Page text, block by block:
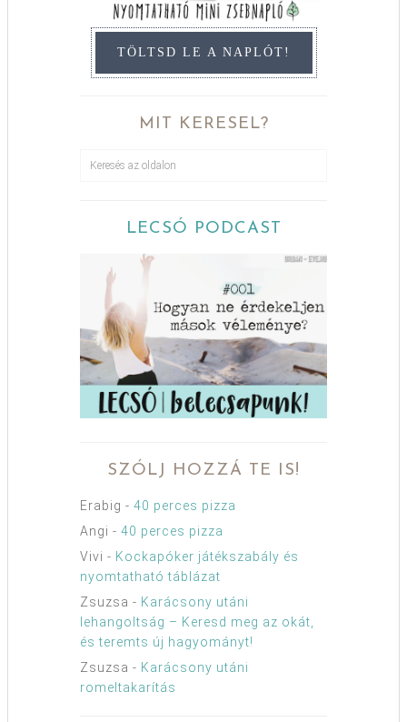
TÖLTSD LE A NAPLÓT!
MIT KERESEL?
LECSÓ PODCAST
SZÓLJ HOZZÁ TE IS!
Erabig - 40 perces pizza
Angi - 40 perces pizza
Vivi - Kockapóker játékszabály és
nyomtatható táblázat
Zsuzsa - Karácsony utáni
lehangoltság – Keresd meg az okát,
és teremts új hagyományt!
Zsuzsa - Karácsony utáni
romeltakarítás